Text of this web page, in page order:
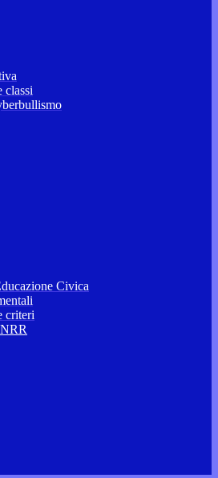
classi
Civica
criteri